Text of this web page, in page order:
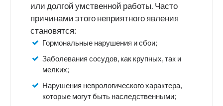
или долгой умственной работы. Часто
причинами этого неприятного явления
становятся:
Гормональные нарушения и сбои;
Заболевания сосудов, как крупных, так и
мелких;
Нарушения неврологического характера,
которые могут быть наследственными;